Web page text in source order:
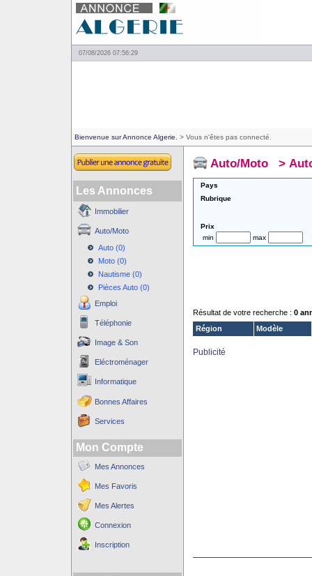
07/08/2026 07:56:29
Bienvenue sur Annonce Algerie. > Vous n'êtes pas connecté.
Les Annonces
Immobilier
Auto/Moto
Auto (0)
Moto (0)
Nautisme (0)
Pièces Auto (0)
Emploi
Téléphonie
Image & Son
Eléctroménager
Informatique
Bonnes Affaires
Services
Mon Compte
Mes Annonces
Mes Favoris
Mes Alertes
Connexion
Inscription
Auto/Moto >
Pays
Rubrique
Prix
min
max
Résultat de votre recherche : 0
Région
Modèle
Publicité